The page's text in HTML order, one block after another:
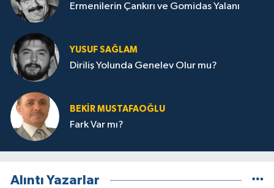
Ermenilerin Çankırı ve Gomidas Yalanı
YUSUF SAĞLAM
Diriliş Yolunda Genelev Olur mu?
BEKIR MUSTAFAOĞLU
Fark Var mı?
Alıntı Yazarlar